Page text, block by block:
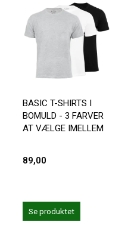
BASIC T-SHIRTS I
BOMULD - 3 FARVER
AT VÆLGE IMELLEM
89,00
Se produktet